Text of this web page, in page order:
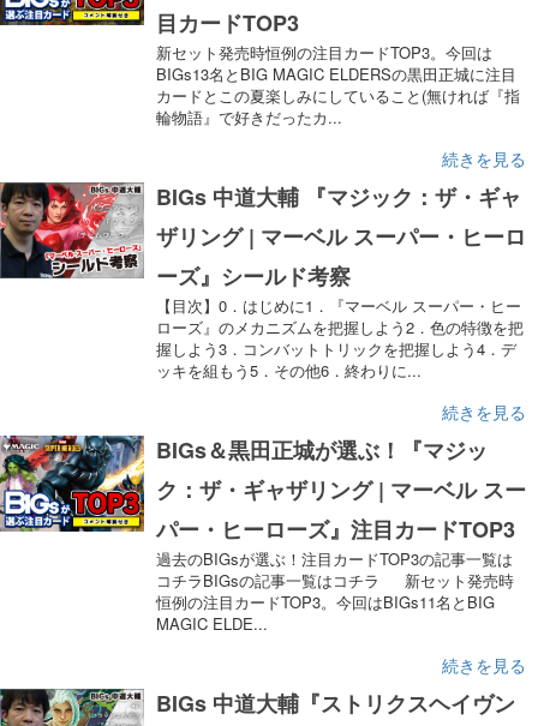
目カードTOP3
新セット発売時恒例の注目カードTOP3。今回は
BIGs13名とBIG MAGIC ELDERSの黒田正城に注目
カードとこの夏楽しみにしていること(無ければ『指
輪物語』で好きだったカ...
続きを見る
BIGs 中道大輔 『マジック：ザ・ギャ
ザリング | マーベル スーパー・ヒーロ
ーズ』シールド考察
【目次】0．はじめに1．『マーベル スーパー・ヒー
ローズ』のメカニズムを把握しよう2．色の特徴を把
握しよう3．コンバットトリックを把握しよう4．デ
ッキを組もう5．その他6．終わりに...
続きを見る
BIGs＆黒田正城が選ぶ！『マジッ
ク：ザ・ギャザリング | マーベル スー
パー・ヒーローズ』注目カードTOP3
過去のBIGsが選ぶ！注目カードTOP3の記事一覧は
コチラBIGsの記事一覧はコチラ 新セット発売時
恒例の注目カードTOP3。今回はBIGs11名とBIG
MAGIC ELDE...
続きを見る
BIGs 中道大輔『ストリクスヘイヴン